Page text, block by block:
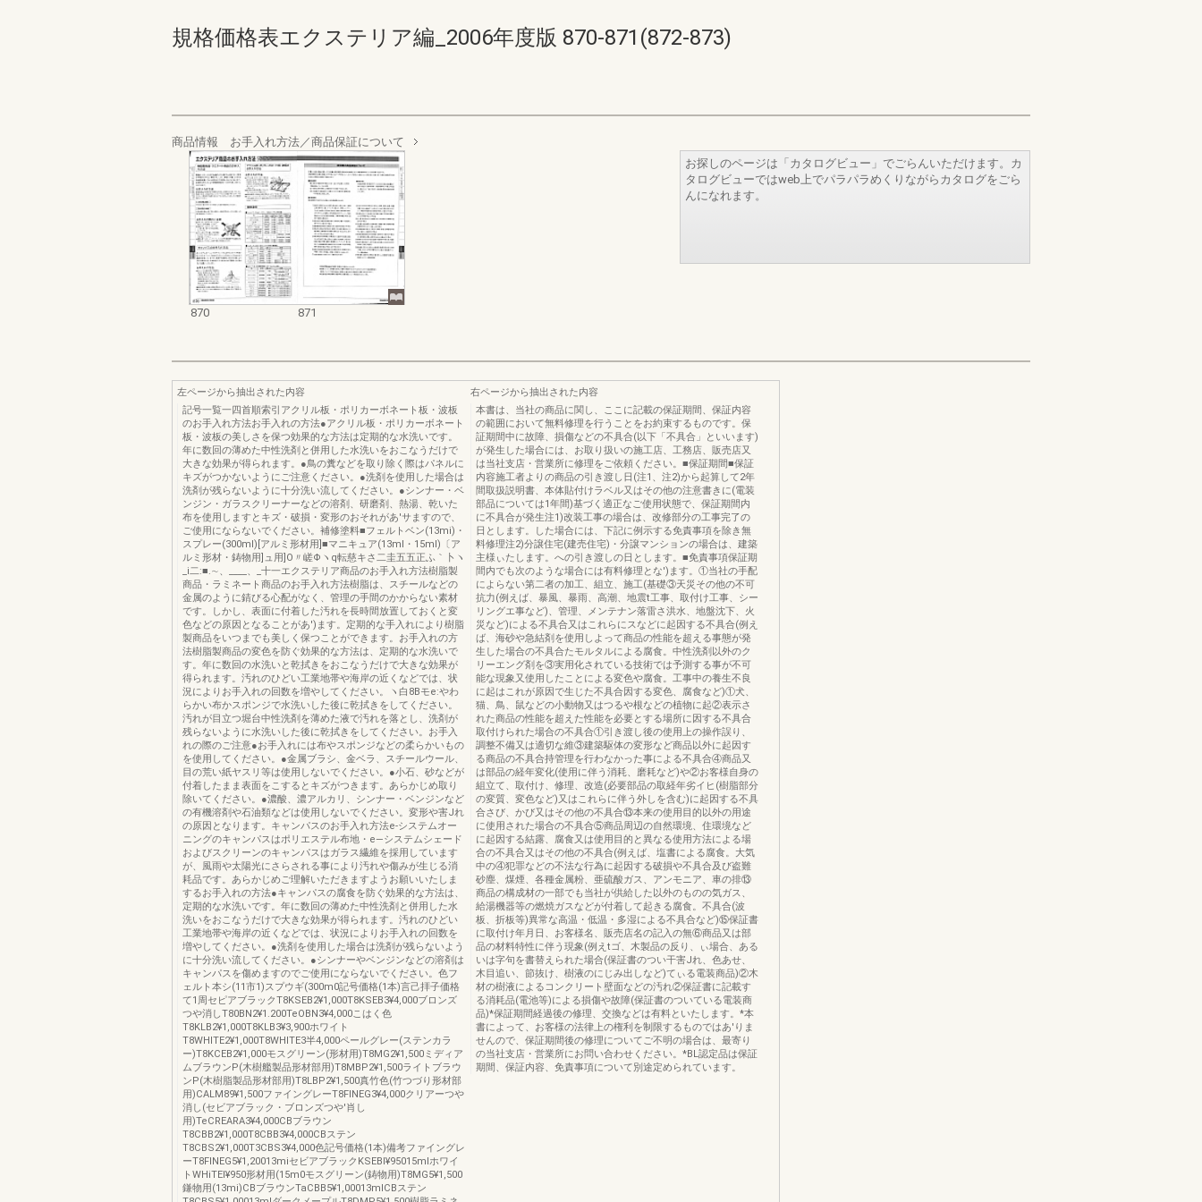
規格価格表エクステリア編_2006年度版 870-871(872-873)
商品情報 お手入れ方法／商品保証について
870 871
お探しのページは「カタログビュー」でごらんいただけます。カ
タログビューではweb上でパラパラめくりながらカタログをごら
んになれます。
左ページから抽出された内容
記号一覧一四首順索引アクリル板・ポリカーボネート板・波板
のお手入れ方法お手入れの方法●アクリル板・ポリカーボネート
板・波板の美しさを保つ効果的な方法は定期的な水洗いです。
年に数回の薄めた中性洗剤と併用した水洗いをおこなうだけで
大きな効果が得られます。●鳥の糞などを取り除く際はパネルに
キズがつかないようにご注意ください。●洗剤を使用した場合は
洗剤が残らないように十分洗い流してください。●シンナー・ベ
ンジン・ガラスクリーナーなどの溶剤、研磨剤、熱湯、乾いた
布を使用しますとキズ・破損・変形のおそれがあ'サますので、
ご使用にならないでください。補修塗料■フェルトベン(13mi)・
スプレー(300ml)[アルミ形材用]■マニキュア(13ml・15ml)〔ア
ルミ形材・鋳物用]ュ用]O〃嵯Φヽq転慈キさ二圭五五正ふ｀卜ヽ
_i二:■.∼、____、_十一エクステリア商品のお手入れ方法樹脂製
商品・ラミネート商品のお手入れ方法樹脂は、スチールなどの
金属のように錆びる心配がなく、管理の手間のかからない素材
です。しかし、表面に付着した汚れを長時間放置しておくと変
色などの原因となることがあ')ます。定期的な手入れにより樹脂
製商品をいつまでも美しく保つことができます。お手入れの方
法樹脂製商品の変色を防ぐ効果的な方法は、定期的な水洗いで
す。年に数回の水洗いと乾拭きをおこなうだけで大きな効果が
得られます。汚れのひどい工業地帯や海岸の近くなどでは、状
況によりお手入れの回数を増やしてください。ヽ白8Bモe:やわ
らかい布かスポンジで水洗いした後に乾拭きをしてください。
汚れが目立つ堀台中性洗剤を薄めた液で汚れを落とし、洗剤が
残らないように水洗いした後に乾拭きをしてください。お手入
れの際のご注意●お手入れには布やスポンジなどの柔らかいもの
を使用してください。●金属ブラシ、金ベラ、スチールウール、
目の荒い紙ヤスリ等は使用しないでください。●小石、砂などが
付着したまま表面をこするとキズがつきます。あらかじめ取り
除いてください。●濃酸、濃アルカリ、シンナー・ベンジンなど
の有機溶剤や石油類などは使用しないでください。変形や害Jれ
の原因となります。キャンパスのお手入れ方法e‐システムオー
ニングのキャンパスはポリエステル布地・e―システムシェード
およびスクリーンのキャンパスはガラス繊維を採用しています
が、風雨や太陽光にさらされる事により汚れや傷みが生じる消
耗品です。あらかじめご理解いただきますようお願いいたしま
するお手入れの方法●キャンパスの腐食を防ぐ効果的な方法は、
定期的な水洗いです。年に数回の薄めた中性洗剤と併用した水
洗いをおこなうだけで大きな効果が得られます。汚れのひどい
工業地帯や海岸の近くなどでは、状況によりお手入れの回数を
増やしてください。●洗剤を使用した場合は洗剤が残らないよう
に十分洗い流してください。●シンナーやベンジンなどの溶剤は
キャンパスを傷めますのでご使用にならないでください。色フ
ェルト本シ(11市1)スプウギ(300m0記号価格(1本)言己拝子価格
て1周セピアブラックT8KSEB2¥1,000T8KSEB3¥4,000ブロンズ
つや消しT80BN2¥1.200TeOBN3¥4,000こはく色
T8KLB2¥1,000T8KLB3¥3,900ホワイト
T8WHlTE2¥1,000T8WHlTE3半4,000ペールグレー(ステンカラ
ー)T8KCEB2¥1,000モスグリーン(形材用)T8MG2¥1,500ミディア
ムブラウンP(木樹艦製品形材部用)T8MBP2¥1,500ライトブラウ
ンP(木樹脂製品形材部用)T8LBP2¥1,500真竹色(竹つづり形材部
用)CALM89¥1,500ファイングレーT8FlNEG3¥4,000クリアーつや
消し(セビアブラック・ブロンズつや'肖し
用)TeCREARA3¥4,000CBブラウン
T8CBB2¥1,000T8CBB3¥4,000CBステン
T8CBS2¥1,000T3CBS3¥4,000色記号価格(1本)備考ファイングレ
ーT8FlNEG5¥1,20013miセビアブラックKSEBl¥95015mlホワイ
トWHiTEl¥950形材用(15m0モスグリーン(鋳物用)T8MG5¥1,500
鎌物用(13mi)CBブラウンTaCBB5¥1,00013mlCBステン
右ページから抽出された内容
本書は、当社の商品に関し、ここに記載の保証期間、保証内容
の範囲において無料修理を行うことをお約束するものです。保
証期間中に故障、損傷などの不具合(以下「不具合」といいます)
が発生した場合には、お取り扱いの施工店、工務店、販売店又
は当社支店・営業所に修理をご依頼ください。■保証期間■保証
内容施工者よりの商品の引き渡し日(注1、注2)から起算して2年
間取扱説明書、本体貼付けラベル又はその他の注意書きに(電装
部品については1年間)基づく適正なご使用状態で、保証期間内
に不具合が発生注1)改装工事の場合は、改修部分の工事完了の
日とします。した場合には、下記に例示する免責事項を除き無
料修理注2)分譲住宅(建売住宅)・分譲マンションの場合は、建築
主様ぃたします。への引き渡しの日とします。■免責事項保証期
間内でも次のような場合には有料修理とな')ます。①当社の手配
によらない第二者の加工、組立、施工(基礎③天災その他の不可
抗力(例えば、暴風、暴雨、高潮、地震t工事、取付け工事、シー
リングエ事など)、管理、メンテナン落雷さ洪水、地盤沈下、火
災など)による不具合又はこれらにスなどに起因する不具合(例え
ば、海砂や急結剤を使用しよって商品の性能を超える事態が発
生した場合の不具合たモルタルによる腐食。中性洗剤以外のク
リーエング剤を③実用化されている技術では予測する事が不可
能な現象又使用したことによる変色や腐食。工事中の養生不良
に起はこれが原因で生じた不具合因する変色、腐食など)①犬、
猫、鳥、鼠などの小動物又はつるや根などの植物に起②表示さ
れた商品の性能を超えた性能を必要とする場所に因する不具合
取付けられた場合の不具合①引き渡し後の使用上の操作誤り、
調整不備又は適切な維③建築駆体の変形など商品以外に起因す
る商品の不具合持管理を行わなかった事による不具合④商品又
は部品の経年変化(使用に伴う消耗、磨耗など)や②お客様自身の
組立て、取付け、修理、改造(必要部品の取経年劣イヒ(樹脂部分
の変質、変色など)又はこれらに伴う外しを含む)に起因する不具
合さび、かび又はその他の不具合⑬本来の使用目的以外の用途
に使用された場合の不具合⑤商品周辺の自然環境、住環境など
に起因する結露、腐食又は使用目的と異なる使用方法による場
合の不具合又はその他の不具合(例えば、塩書による腐食。大気
中の④犯罪などの不法な行為に起因する破損や不具合及び盗難
砂塵、煤煙、各種金属粉、亜硫酸ガス、アンモニア、車の排⑬
商品の構成材の一部でも当社が供給した以外のものの気ガス、
給湯機器等の燃焼ガスなどが付着して起きる腐食。不具合(波
板、折板等)異常な高温・低温・多湿による不具合など)⑮保証書
に取付け年月日、お客様名、販売店名の記入の無⑥商品又は部
品の材料特性に伴う現象(例えtゴ、木製品の反り、ぃ場合、ある
いは字句を書替えられた場合(保証書のつい干害Jれ、色あせ、
木目追い、節抜け、樹液のにじみ出しなど)てぃる電装商品)②木
材の樹液によるコンクリート壁面などの汚れ②保証書に記載す
る消耗品(電池等)による損傷や故障(保証書のついている電装商
品)*保証期間経過後の修理、交換などは有料といたします。*本
書によって、お客様の法律上の権利を制限するものではあ'りま
せんので、保証期間後の修理についてご不明の場合は、最寄り
の当社支店・営業所にお問い合わせください。*BL認定品は保証
期間、保証内容、免責事項について別途定められています。